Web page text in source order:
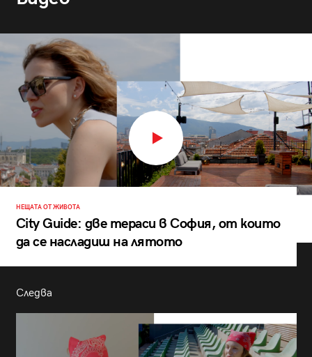
НЕЩАТА ОТ ЖИВОТА
City Guide: две тераси в София, от които
да се насладиш на лятото
Следва